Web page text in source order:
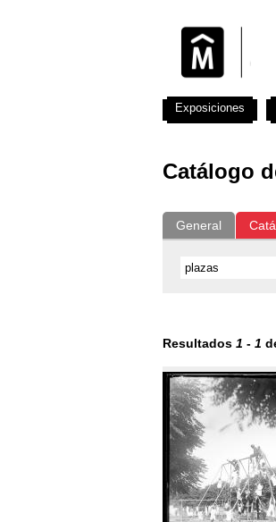
Catálogo
General
Resultados 1 - 1
Exposiciones